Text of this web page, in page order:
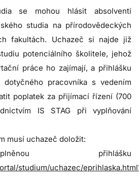
se mohou hlásit absolventi
studia na přírodovědeckých
fakultách. Uchazeč si najde již
potenciálního školitele, jehož
práce ho zajímají, a přihlášku
pracovníka s vedením
poplatek za přijímací řízení (700
IS STAG při vyplňování
musí uchazeč doložit:
přihlášku
studium/uchazec/